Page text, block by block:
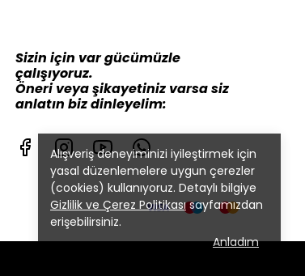
Alışveriş deneyiminizi iyileştirmek için
yasal düzenlemelere uygun çerezler
(cookies) kullanıyoruz. Detaylı bilgiye
Gizlilik ve Çerez Politikasısayfamızdan
erişebilirsiniz.
Anladım
Sizin için var gücümüzle
çalışıyoruz.
Öneri veya şikayetiniz varsa siz
anlatın biz dinleyelim: